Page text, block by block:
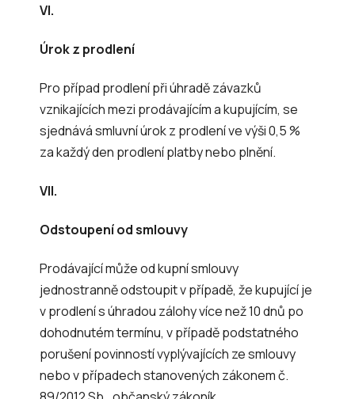
VI.
Úrok z prodlení
Pro případ prodlení při úhradě závazků
vznikajících mezi prodávajícím a kupujícím, se
sjednává smluvní úrok z prodlení ve výši 0,5 %
za každý den prodlení platby nebo plnění.
VII.
Odstoupení od smlouvy
Prodávající může od kupní smlouvy
jednostranně odstoupit v případě, že kupující je
v prodlení s úhradou zálohy více než 10 dnů po
dohodnutém termínu, v případě podstatného
porušení povinností vyplývajících ze smlouvy
nebo v případech stanovených zákonem č.